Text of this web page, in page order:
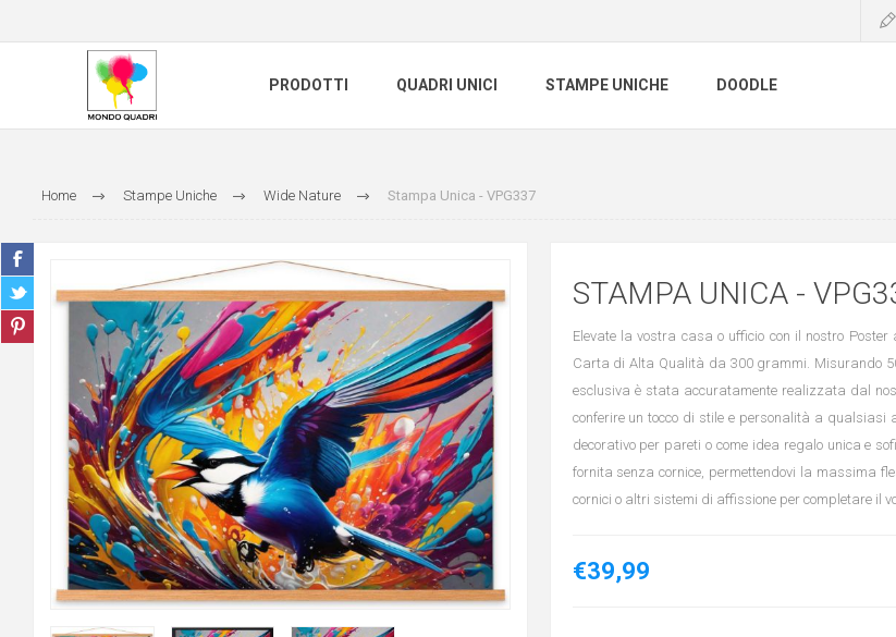
PRODOTTI QUADRI UNICI STAMPE UNICHE DOODLE
Home Stampe Uniche Wide Nature Stampa Unica - VPG337
STAMPA UNICA -
Elevate la vostra casa o ufficio con il nostro
Carta di Alta Qualità da 300 grammi. Misurando
esclusiva è stata accuratamente realizzata dal
conferire un tocco di stile e personalità a qualsiasi
decorativo per pareti o come idea regalo unica e
fornita senza cornice, permettendovi la massima
cornici o altri sistemi di affissione per completare il
€39,99